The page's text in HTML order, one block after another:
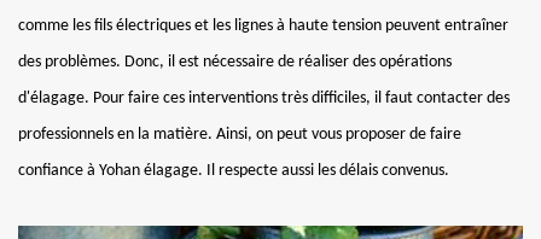
comme les fils électriques et les lignes à haute tension peuvent entraîner
des problèmes. Donc, il est nécessaire de réaliser des opérations
d'élagage. Pour faire ces interventions très difficiles, il faut contacter des
professionnels en la matière. Ainsi, on peut vous proposer de faire
confiance à Yohan élagage. Il respecte aussi les délais convenus.